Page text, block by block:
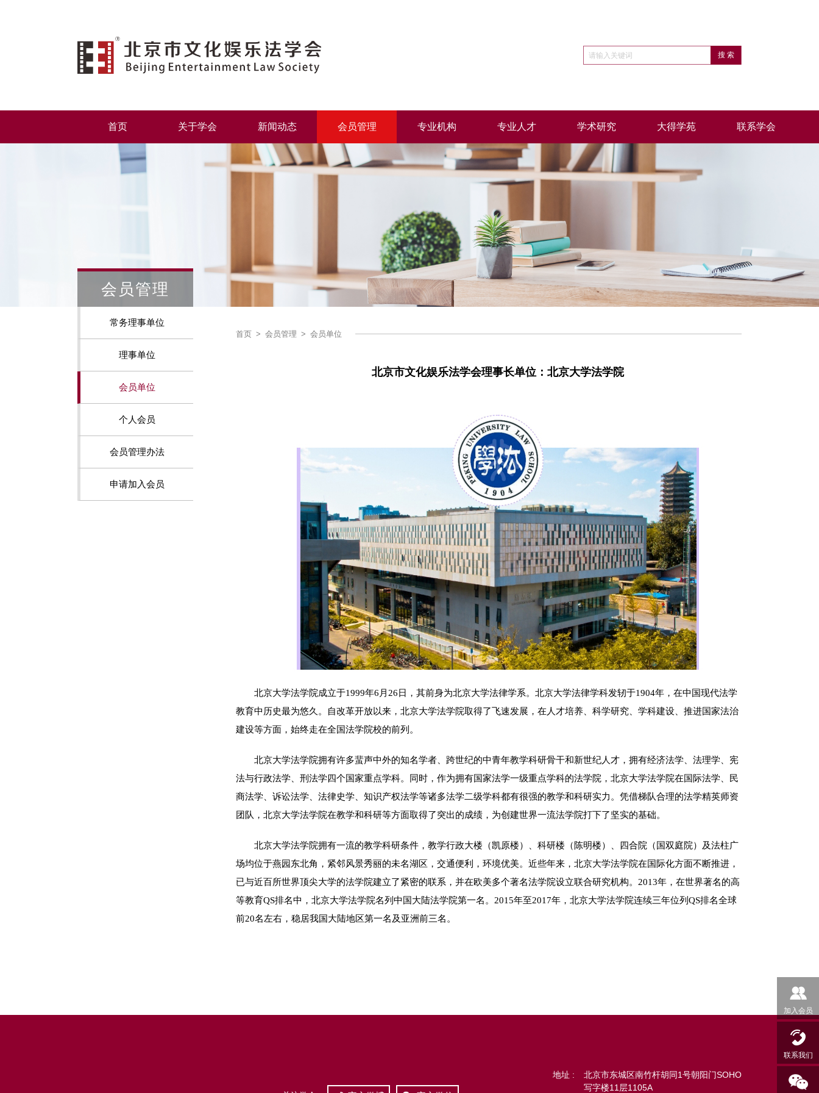
首页 关于学会 新闻动态 会员管理 专业机构 专业人才 学术研究 大得学苑 联系学会
会员管理
常务理事单位
理事单位
会员单位
个人会员
会员管理办法
申请加入会员
首页 > 会员管理 > 会员单位
地址 :
北京市东城区南竹杆胡同1号朝阳门SOHO
写字楼11层1105A
加入会员
联系我们